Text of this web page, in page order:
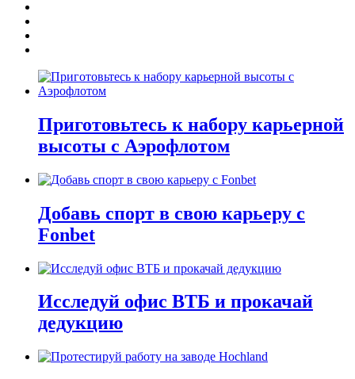
Приготовьтесь к набору карьерной
высоты с Аэрофлотом
Добавь спорт в свою карьеру с
Fonbet
Исследуй офис ВТБ и прокачай
дедукцию